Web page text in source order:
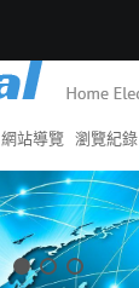
網站導覽 瀏覽紀錄